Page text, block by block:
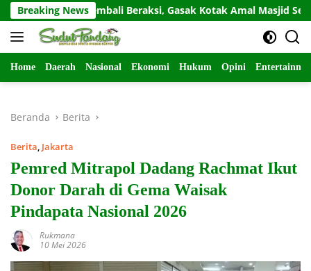
Langsung
ke
konten
Breaking News
Kembali Beraksi, Gasak Kotak Amal Masjid Sepi di
Home Daerah Nasional Ekonomi Hukum Opini
Beranda Berita
Berita, Jakarta
Pemred Mitrapol Dadang Rachmat Ikut
Donor Darah di Gema Waisak
Pindapata Nasional 2026
Rukmana
10 Mei 2026